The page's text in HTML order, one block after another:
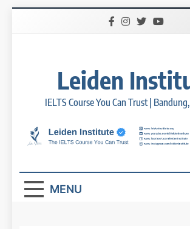
Leiden
IELTS Course You Can Trust |
MENU